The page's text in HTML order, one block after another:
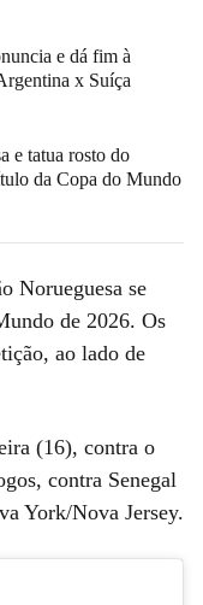
e dá fim à
x Suíça
e tatua rosto do
da Copa do Mundo
Norueguesa se
de 2026. Os
ao lado de
(16), contra o
contra Senegal
York/Nova Jersey.